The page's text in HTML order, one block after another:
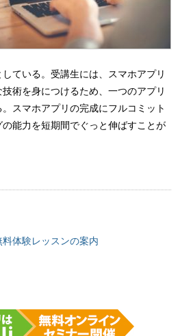
ている。受講生には、スマホアプリ
術を身につけるため、一つのアプリ
スマホアプリの完成にフルコミット
能力を短期間でぐっと伸ばすことが
体験レッスンの案内